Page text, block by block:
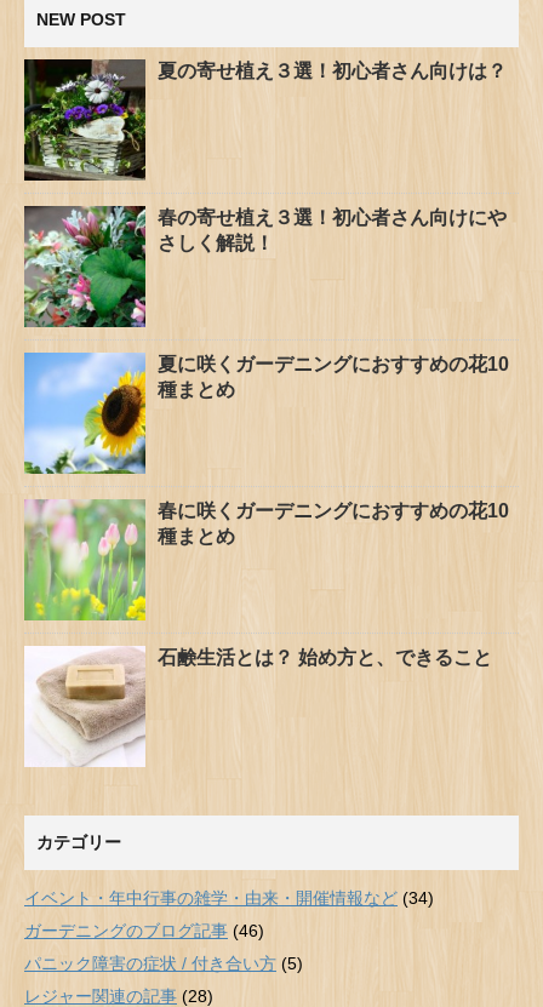
NEW POST
夏の寄せ植え３選！初心者さん向けは？
春の寄せ植え３選！初心者さん向けにや
さしく解説！
夏に咲くガーデニングにおすすめの花10
種まとめ
春に咲くガーデニングにおすすめの花10
種まとめ
石鹸生活とは？ 始め方と、できること
カテゴリー
イベント・年中行事の雑学・由来・開催情報など (34)
ガーデニングのブログ記事 (46)
パニック障害の症状 / 付き合い方 (5)
レジャー関連の記事 (28)